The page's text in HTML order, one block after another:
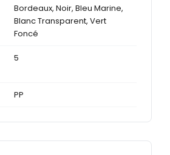
Bordeaux, Noir, Bleu Marine,
Blanc Transparent, Vert
Foncé
5
PP